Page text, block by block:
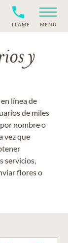
LLAME MENÚ
y
línea de
de miles
nombre o
vez que
servicios,
flores o